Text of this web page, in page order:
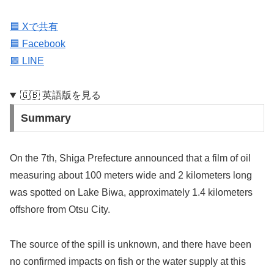
🟦 Xで共有
🟦 Facebook
🟩 LINE
🇬🇧 英語版を見る
Summary
On the 7th, Shiga Prefecture announced that a film of oil
measuring about 100 meters wide and 2 kilometers long
was spotted on Lake Biwa, approximately 1.4 kilometers
offshore from Otsu City.
The source of the spill is unknown, and there have been
no confirmed impacts on fish or the water supply at this